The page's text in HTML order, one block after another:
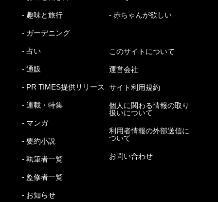
- 趣味と旅行
- ガーデニング
- 占い
- 通販
- PR TIMES提供リリース
- 連載・特集
- マンガ
- 要約小説
- 執筆者一覧
- 監修者一覧
- お知らせ
- 赤ちゃんが欲しい
このサイトについて
運営会社
サイト利用規約
個人に関わる情報の取り
扱いについて
利用者情報の外部送信に
ついて
お問い合わせ